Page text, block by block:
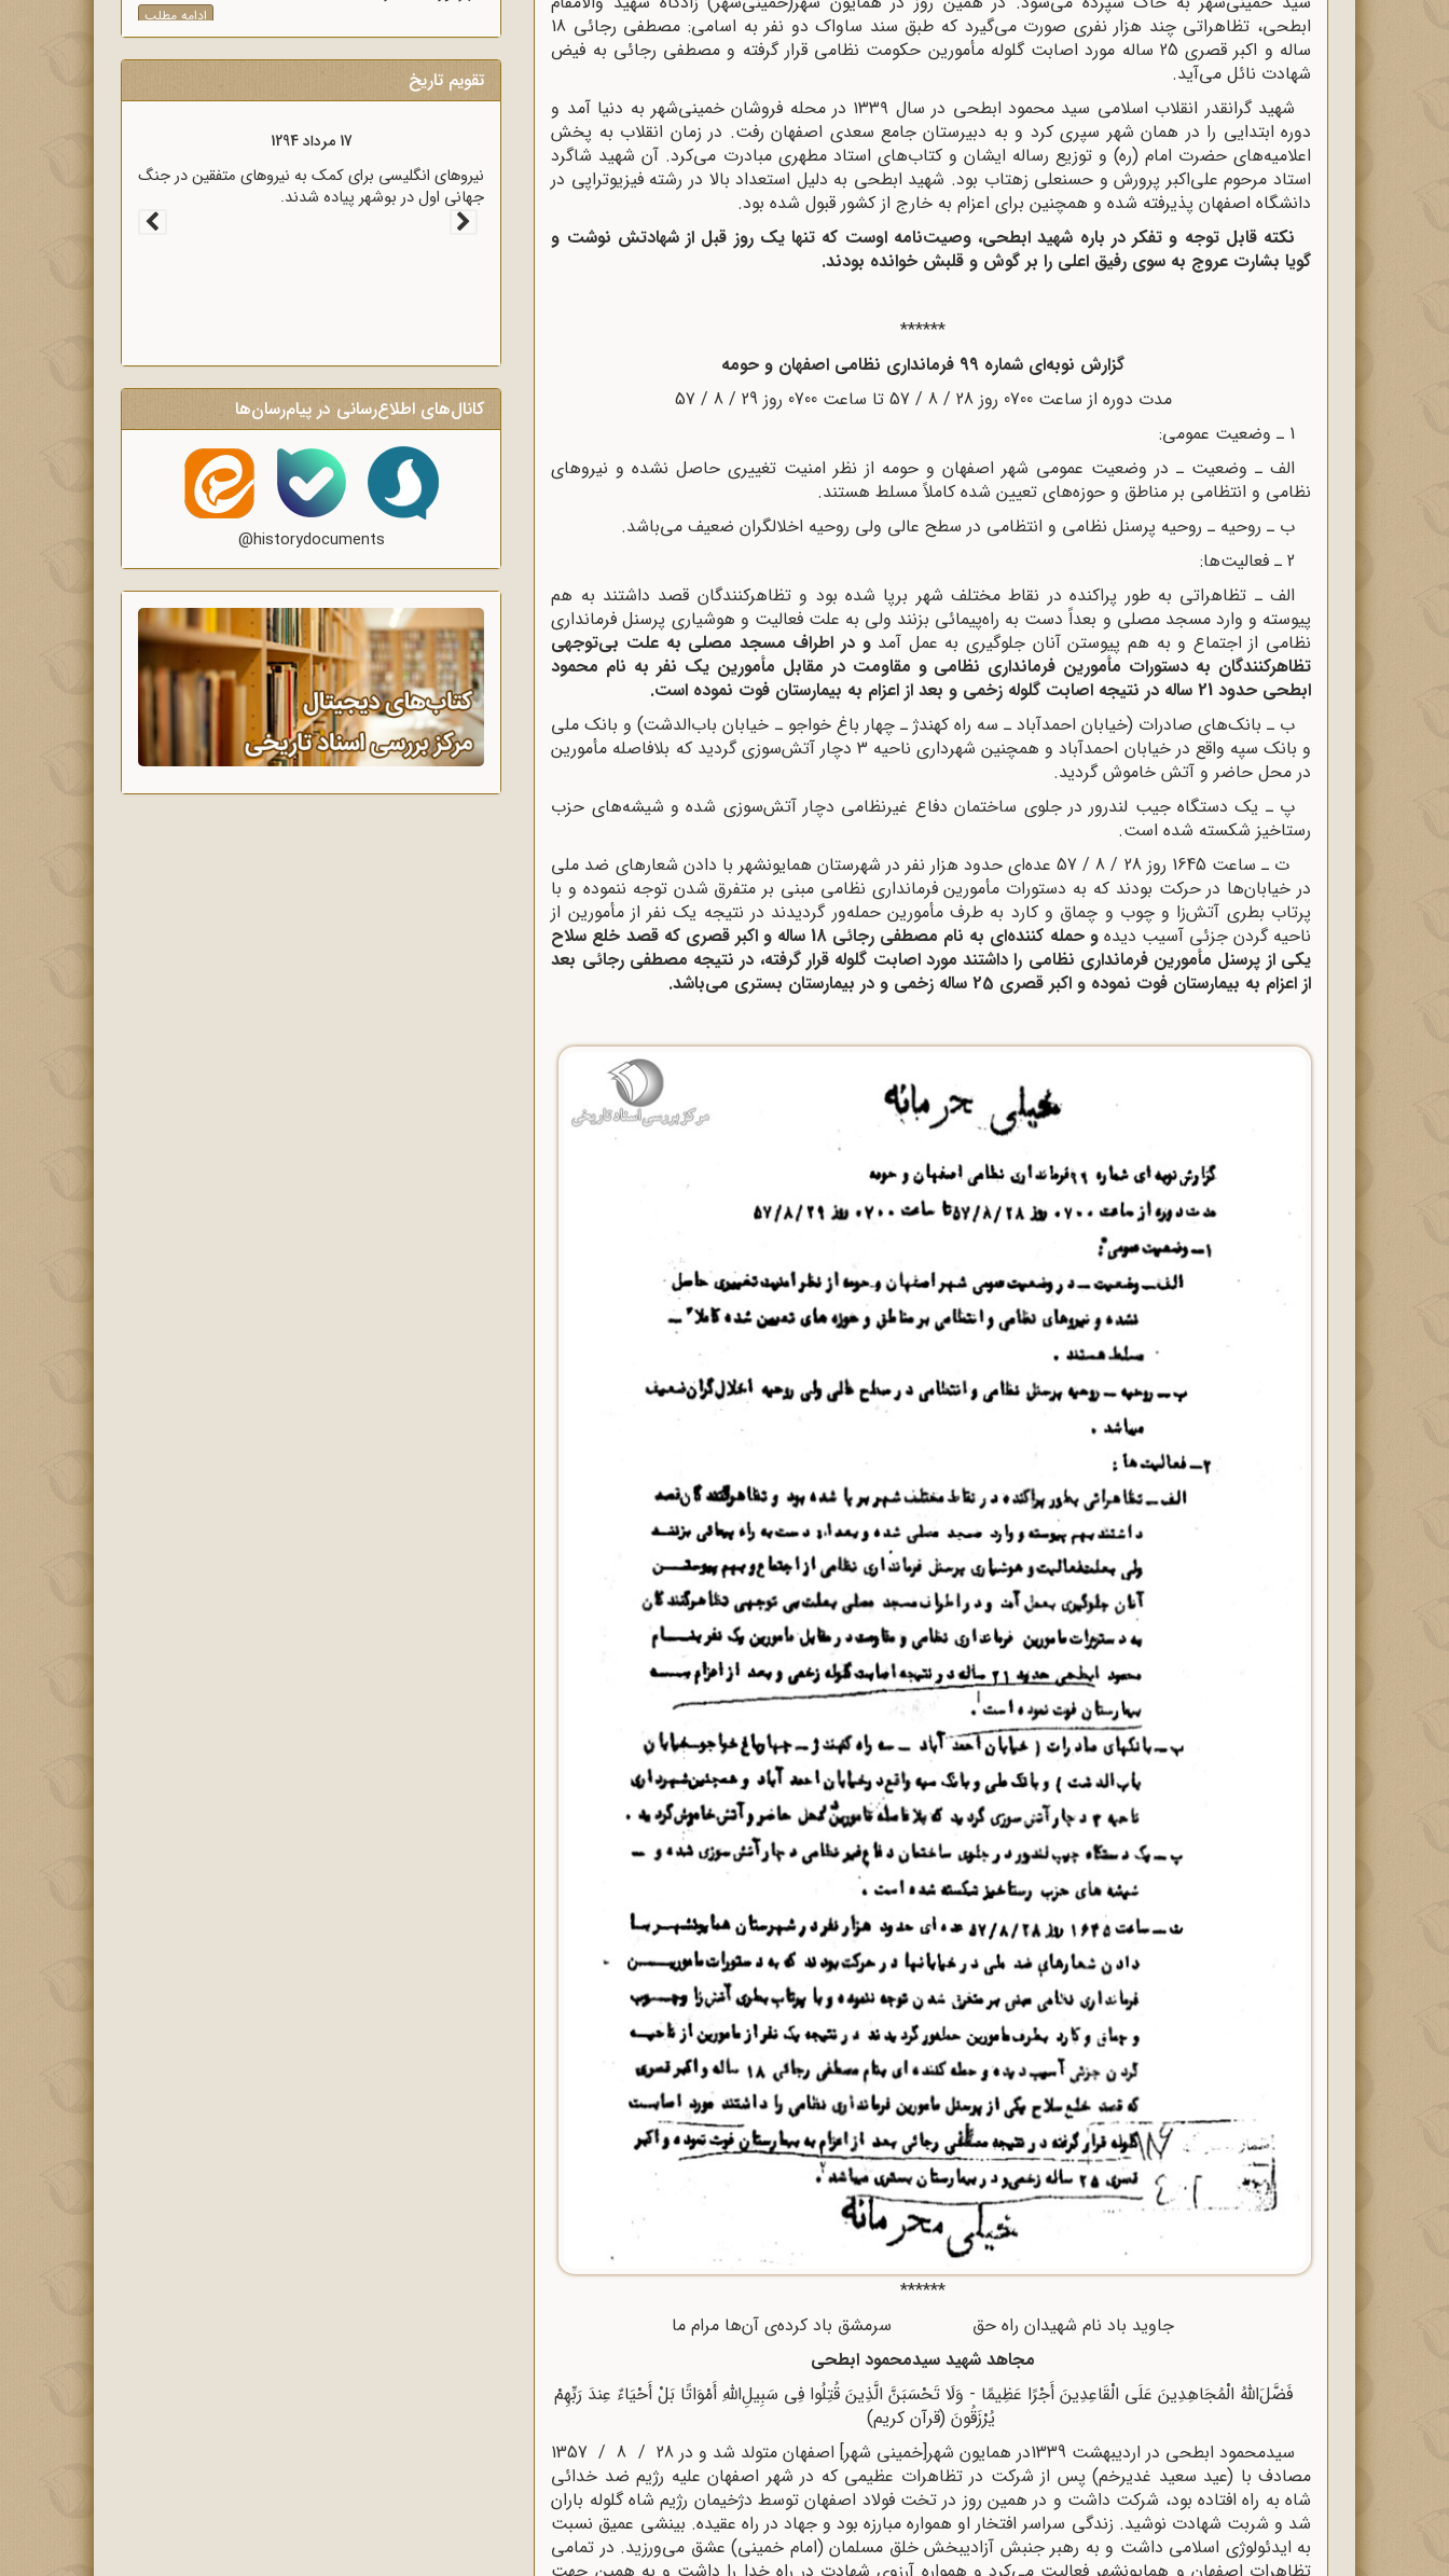
ابطحی، تظاهراتی چند هزار نفری صورت می‌گیرد که طبق سند ساواک دو نفر به اسامی: مصطفی رجائی 18
ساله و اکبر قصری 25 ساله مورد اصابت گلوله مأمورین حکومت نظامی قرار گرفته و مصطفی رجائی به فیض
شهادت نائل می‌آید.
شهید گرانقدر انقلاب اسلامی سید محمود ابطحی در سال ۱۳۳۹ در محله فروشان خمینی‌شهر به دنیا آمد و
دوره ابتدایی را در همان شهر سپری کرد و به دبیرستان جامع سعدی اصفهان رفت. در زمان انقلاب به پخش
اعلامیه‌های حضرت امام (ره) و توزیع رساله ایشان و کتاب‌های استاد مطهری مبادرت می‌کرد. آن شهید شاگرد
استاد مرحوم علی‌اکبر پرورش و حسنعلی زهتاب بود. شهید ابطحی به دلیل استعداد بالا در رشته فیزیوتراپی در
دانشگاه اصفهان پذیرفته شده و همچنین برای اعزام به خارج از کشور قبول شده بود.
نکته قابل توجه و تفکر در باره شهید ابطحی، وصیت‌نامه اوست که تنها یک روز قبل از شهادتش نوشت و
گویا بشارت عروج به سوی رفیق اعلی را بر گوش و قلبش خوانده بودند.
******
گزارش نوبه‌اى شماره 99 فرماندارى نظامى اصفهان و حومه
مدت دوره از ساعت 0700 روز 28 / 8 / 57 تا ساعت 0700 روز 29 / 8 / 57
1 ـ وضعیت عمومى:
الف ـ وضعیت ـ در وضعیت عمومى شهر اصفهان و حومه از نظر امنیت تغییرى حاصل نشده و نیروهاى
نظامى و انتظامى بر مناطق و حوزه‌هاى تعیین شده کاملاً مسلط هستند.
ب ـ روحیه ـ روحیه پرسنل نظامى و انتظامى در سطح عالى ولى روحیه اخلالگران ضعیف می‌باشد.
2 ـ فعالیت‌ها:
الف ـ تظاهراتى به طور پراکنده در نقاط مختلف شهر برپا شده بود و تظاهرکنندگان قصد داشتند به هم
پیوسته و وارد مسجد مصلى و بعداً دست به راه‌پیمائى بزنند ولى به علت فعالیت و هوشیارى پرسنل فرماندارى
نظامى از اجتماع و به هم پیوستن آنان جلوگیرى به عمل آمدو در اطراف مسجد مصلى به علت بى‌توجهى
تظاهرکنندگان به دستورات مأمورین فرماندارى نظامى و مقاومت در مقابل مأمورین یک نفر به نام محمود
ابطحى حدود 21 ساله در نتیجه اصابت گلوله زخمى و بعد از اعزام به بیمارستان فوت نموده است.
ب ـ بانک‌هاى صادرات (خیابان احمدآباد ـ سه راه کهندژ ـ چهار باغ خواجو ـ خیابان باب‌الدشت) و بانک ملى
و بانک سپه واقع در خیابان احمدآباد و همچنین شهردارى ناحیه 3 دچار آتش‌سوزى گردید که بلافاصله مأمورین
در محل حاضر و آتش خاموش گردید.
پ ـ یک دستگاه جیب لندرور در جلوى ساختمان دفاع غیرنظامى دچار آتش‌سوزى شده و شیشه‌هاى حزب
رستاخیز شکسته شده است.
ت ـ ساعت 1645 روز 28 / 8 / 57 عده‌اى حدود هزار نفر در شهرستان همایونشهر با دادن شعارهاى ضد ملى
در خیابان‌ها در حرکت بودند که به دستورات مأمورین فرماندارى نظامى مبنى بر متفرق شدن توجه ننموده و با
پرتاب بطرى آتش‌زا و چوب و چماق و کارد به طرف مأمورین حمله‌ور گردیدند در نتیجه یک نفر از مأمورین از
ناحیه گردن جزئى آسیب دیده
و حمله کننده‌اى به نام مصطفى رجائى 18 ساله و اکبر قصرى که قصد خلع سلاح
یکى از پرسنل مأمورین فرماندارى نظامى را داشتند مورد اصابت گلوله قرار گرفته، در نتیجه مصطفى رجائى بعد
از اعزام به بیمارستان فوت نموده و اکبر قصرى 25 ساله زخمى و در بیمارستان بسترى مى‌باشد.
******
جاوید باد نام شهیدان راه حق سرمشق باد کرده‌ی آن‌ها مرام ما
مجاهد شهید سیدمحمود ابطحی
فَضَّلَ‌اللَّهُ الْمُجَاهِدِینَ عَلَى الْقَاعِدِینَ أَجْرًا عَظِیمًا - وَلَا تَحْسَبَنَّ الَّذِینَ قُتِلُوا فِی سَبِیلِ‌اللَّهِ أَمْوَاتًا بَلْ أَحْیَاءٌ عِندَ رَبِّهِمْ
یُرْزَقُونَ (قرآن کریم)
سیدمحمود ابطحی در اردیبهشت 1339در همایون شهر[خمینی شهر] اصفهان متولد شد و در 28 / 8 / 1357
مصادف با (عید سعید غدیرخم) پس از شرکت در تظاهرات عظیمی که در شهر اصفهان علیه رژیم ضد خدائی
شاه به راه افتاده بود، شرکت داشت و در همین روز در تخت فولاد اصفهان توسط دژخیمان رژیم شاه گلوله باران
شد و شربت شهادت نوشید. زندگی سراسر افتخار او همواره مبارزه بود و جهاد در راه عقیده. بینشی عمیق نسبت
به ایدئولوژی اسلامی داشت و به رهبر جنبش آزادیبخش خلق مسلمان (امام خمینی) عشق می‌ورزید. در تمامی
ادامه مطلب
تقویم تاریخ
17 مرداد 1298
قرارداد 1919 که عملاً ایران را مستعمره انگلستان می‌کرد،
به وسیله وثوق‌الدوله با انگلیسی‌ها امضا شد.
کانال‌های اطلاع‌رسانی در پیام‌رسان‌ها
@historydocuments